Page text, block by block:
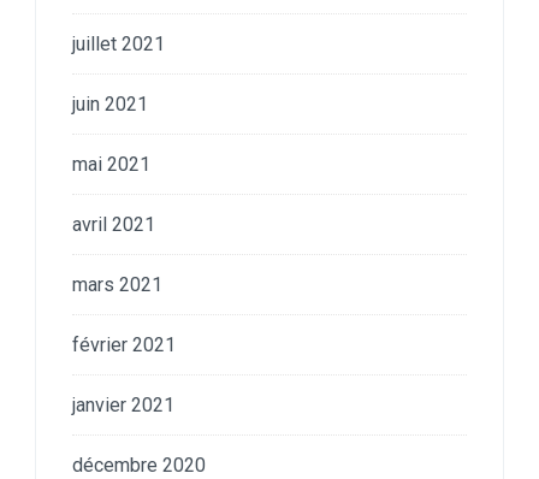
juillet 2021
juin 2021
mai 2021
avril 2021
mars 2021
février 2021
janvier 2021
décembre 2020